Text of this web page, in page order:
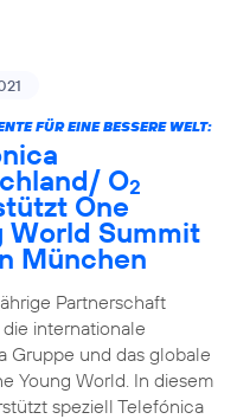
FÜR EINE BESSERE WELT:
O2
One
World Summit
München
Partnerschaft
internationale
Gruppe und das globale
Young World. In diesem
speziell Telefónica